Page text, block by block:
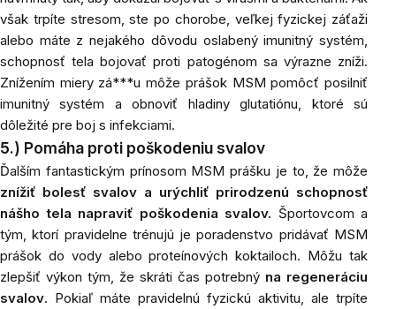
však trpíte stresom, ste po chorobe, veľkej fyzickej záťaži
alebo máte z nejakého dôvodu oslabený imunitný systém,
schopnosť tela bojovať proti patogénom sa výrazne zníži.
Znížením miery zá***u môže prášok MSM pomôcť posilniť
imunitný systém a obnoviť hladiny glutatiónu, ktoré sú
dôležité pre boj s infekciami.
5.) Pomáha proti poškodeniu svalov
Ďalším fantastickým prínosom MSM prášku je to, že môže
znížiť bolesť svalov a urýchliť prirodzenú schopnosť
nášho tela napraviť poškodenia svalov. Športovcom a
tým, ktorí pravidelne trénujú je poradenstvo pridávať MSM
prášok do vody alebo proteínových koktailoch. Môžu tak
zlepšiť výkon tým, že skráti čas potrebný na regeneráciu
svalov. Pokiaľ máte pravidelnú fyzickú aktivitu, ale trpíte